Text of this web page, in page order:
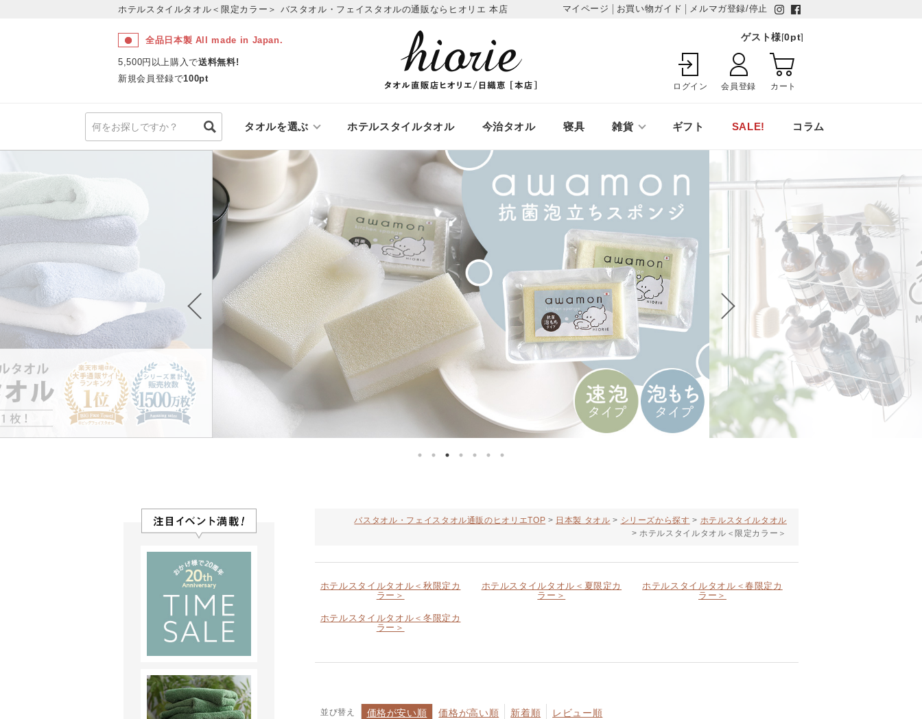
ホテルスタイルタオル＜限定カラー＞ バスタオル・フェイスタオルの通販ならヒオリエ 本店 マイページ お買い物ガイド メルマガ登録/停止
全品日本製 All made in Japan.
5,500円以上購入で送料無料!
新規会員登録で100pt
ゲスト様[0pt]
ログイン 会員登録 カート
タオルを選ぶ ホテルスタイルタオル 今治タオル 寝具 雑貨 ギフト SALE! コラム
バスタオル・フェイスタオル通販のヒオリエTOP 日本製 タオル シリーズから探す
ホテルスタイルタオル
ホテルスタイルタオル＜限定カラー＞
ホテルスタイルタオル＜秋限定カ
ラー＞
ホテルスタイルタオル＜夏限定カ
ラー＞
ホテルスタイルタオル＜春限定カ
ラー＞
ホテルスタイルタオル＜冬限定カ
ラー＞
並び替え 価格が安い順 価格が高い順 新着順 レビュー順